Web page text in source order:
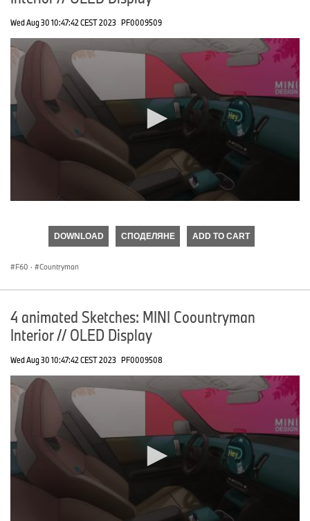
Wed Aug 30 10:47:42 CEST 2023 PF0009509
seconds
DOWNLOAD СПОДЕЛЯНЕ ADD TO CART
F60 · Countryman
4 animated Sketches: MINI Coountryman
Interior // OLED Display
Wed Aug 30 10:47:42 CEST 2023 PF0009508